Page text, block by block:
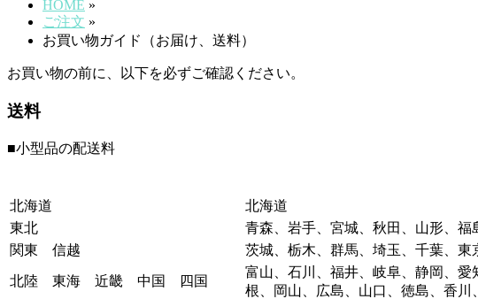
HOME »
ご注文 »
お買い物ガイド（お届け、送料）
お買い物の前に、以下を必ずご確認ください。
送料
■小型品の配送料
北海道
北海道
東北
青森、岩手、宮城、秋田、山形、福
関東 信越
茨城、栃木、群馬、埼玉、千葉、東
北陸 東海 近畿 中国 四国
富山、石川、福井、岐阜、静岡、
根、岡山、広島、山口、徳島、香川